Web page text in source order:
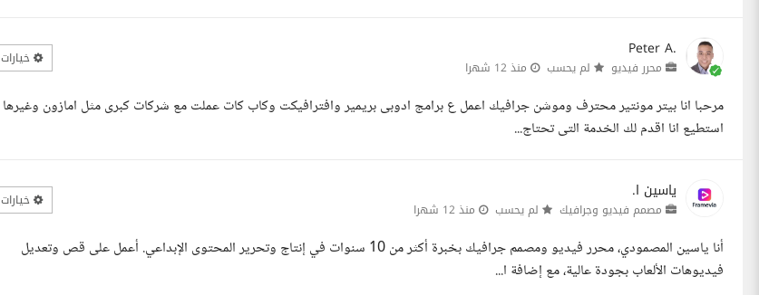
Peter A.
محرر فيديو لم يحسب منذ 12 شهرا خيارات
مرحبا انا بيتر مونتير محترف وموشن جرافيك اعمل ع برامج ادوبى بريمير وافترافيكت وكاب كات عملت مع شركات كبرى مثل امازون وغيرها
استطيع انا اقدم لك الخدمة التى تحتاج...
ياسين ا.
مصمم فيديو وجرافيك لم يحسب منذ 12 شهرا خيارات
أنا ياسين المصمودي، محرر فيديو ومصمم جرافيك بخبرة أكثر من 10 سنوات في إنتاج وتحرير المحتوى الإبداعي. أعمل على قص وتعديل
فيديوهات الألعاب بجودة عالية، مع إضافة ا...